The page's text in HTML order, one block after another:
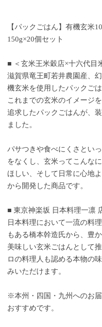
【パックごはん】有機玄米
150g×20個セット
■ ＜玄米王米穀店×十六代目
滋賀県竜王町若井農園産、
機玄米を使用したパックごは
これまでの玄米のイメージ
追求したパックごはんが、
ました。
パサつきや食べにくさとい
をなくし、玄米ってこんな
ほしい、そして日常に心地
から開発した商品です。
■ 東京神楽坂 日本料理一凛
日本料理において一流の料
もある橋本幹造氏から、豊
美味しい玄米ごはんとして
ロの料理人も認める本物の
みいただけます。
※本州・四国・九州へのお
おすすめです。